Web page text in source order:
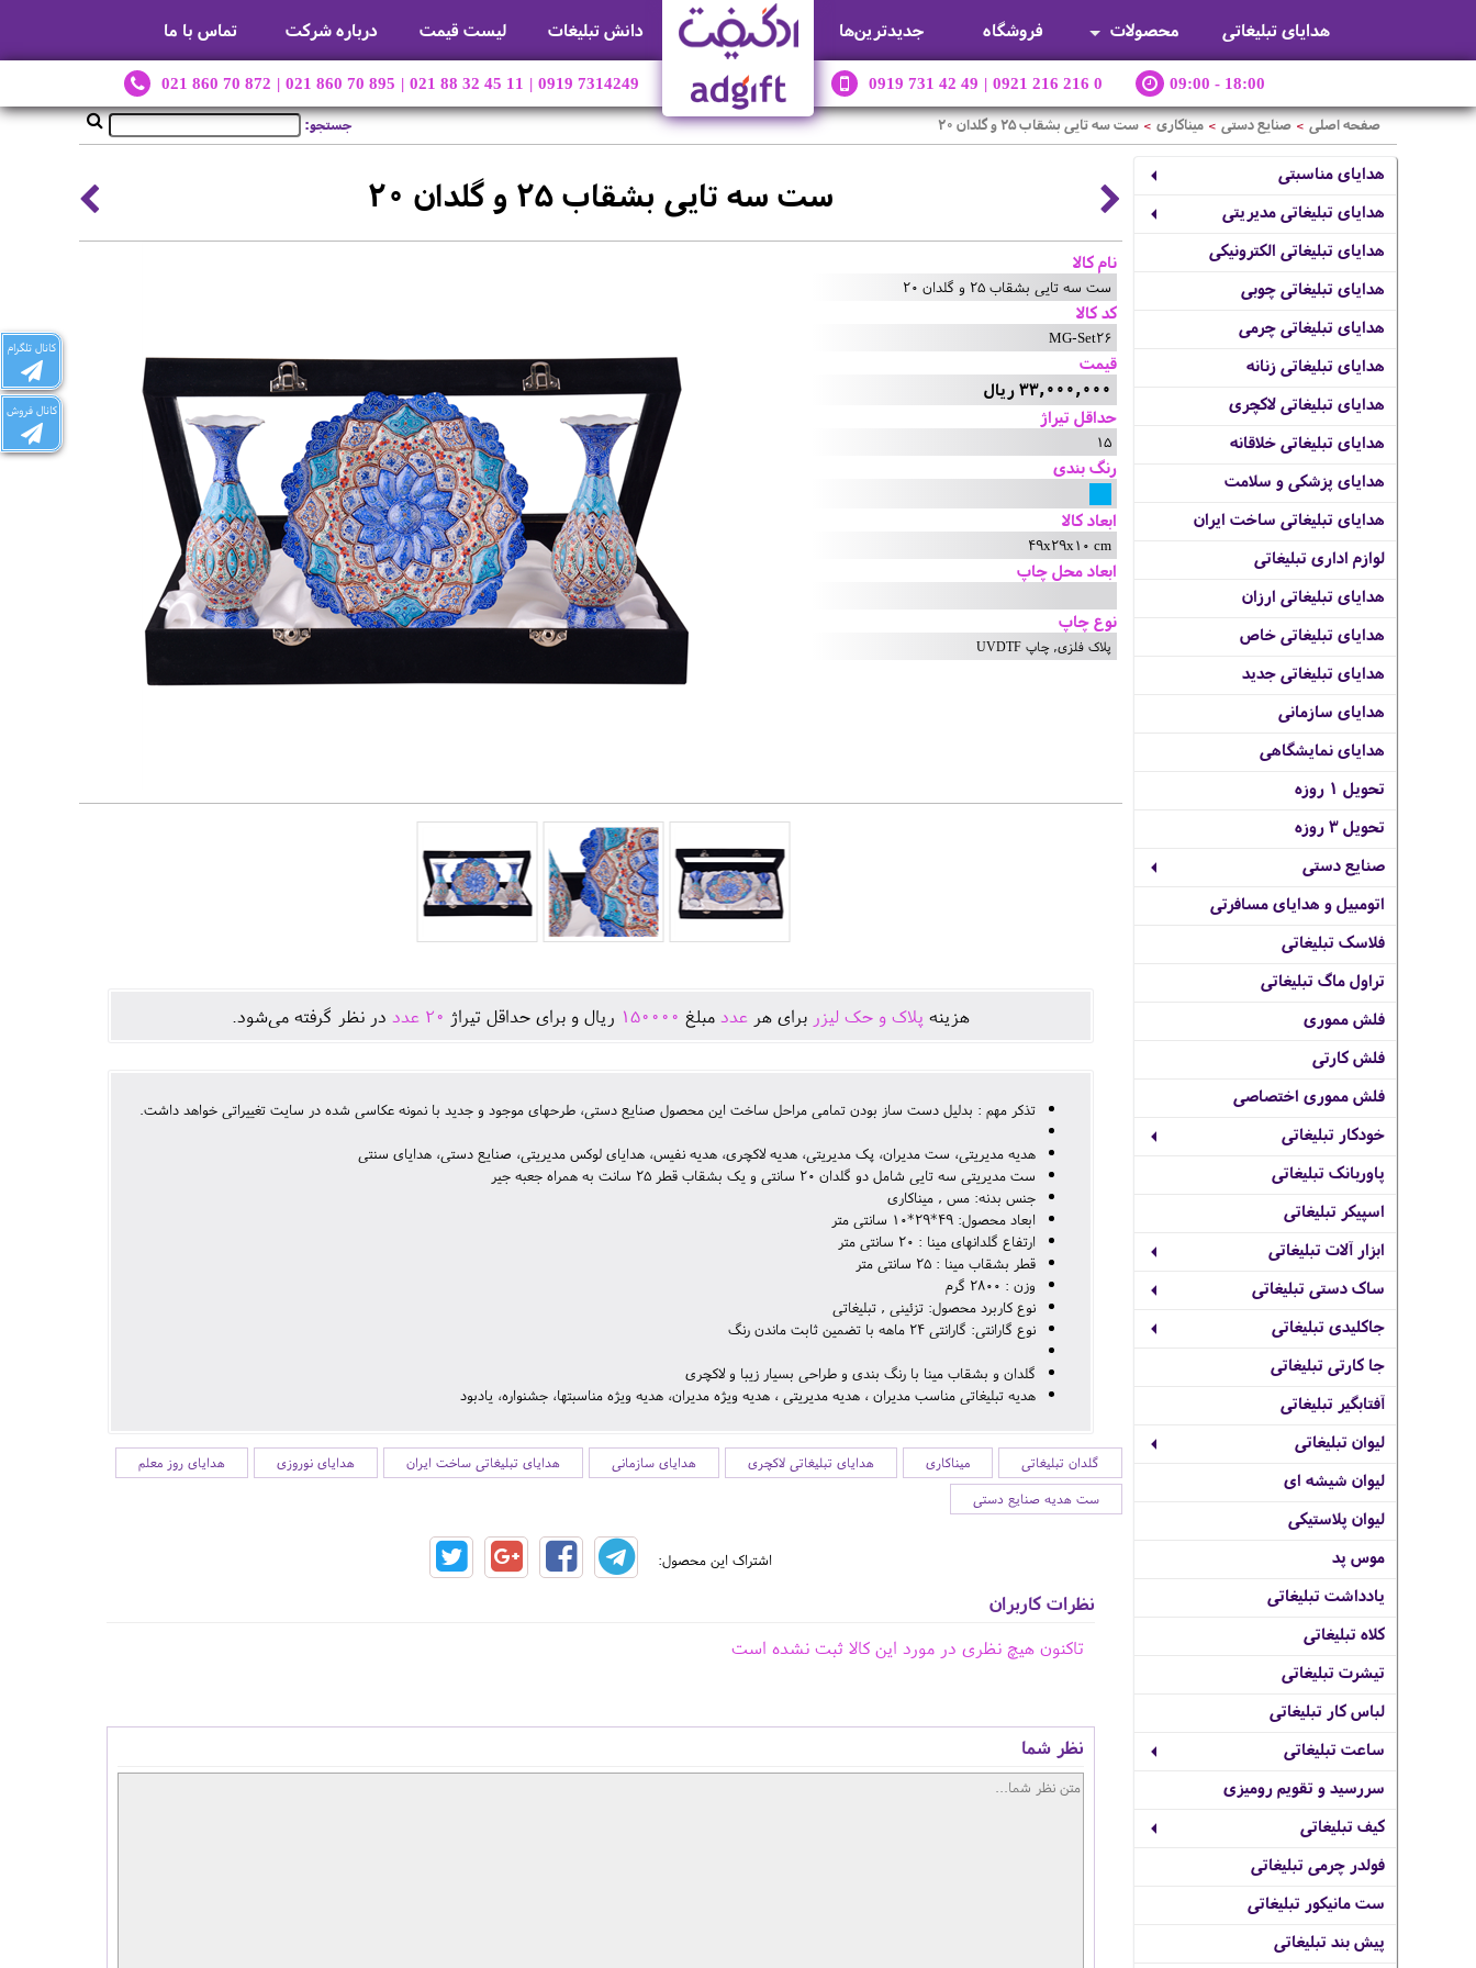
هدایای تبلیغاتی محصولات فروشگاه جديدترين‌ها دانش تبلیغات لیست قیمت درباره شرکت تماس با ما
021 860 70 872 | 021 860 70 895 | 021 88 32 45 11 | 0919 7314249 0919 731 42 49 | 0921 216 216 0 09:00 - 18:00
کانال تلگرام
کانال فروش
جستجو: صفحه اصلی > صنایع دستی > میناکاری > ست سه تایی بشقاب 25 و گلدان 20
هدایای مناسبتی
هدایای تبلیغاتی مدیریتی
هدایای تبلیغاتی الکترونیکی
هدایای تبلیغاتی چوبی
هدایای تبلیغاتی چرمی
هدایای تبلیغاتی زنانه
هدایای تبلیغاتی لاکچری
هدایای تبلیغاتی خلاقانه
هدایای پزشکی و سلامت
هدایای تبلیغاتی ساخت ایران
لوازم اداری تبلیغاتی
هدایای تبلیغاتی ارزان
هدایای تبلیغاتی خاص
هدایای تبلیغاتی جدید
هدایای سازمانی
هدایای نمایشگاهی
تحویل 1 روزه
تحویل 3 روزه
صنایع دستی
اتومبیل و هدایای مسافرتی
فلاسک تبلیغاتی
تراول ماگ تبلیغاتی
فلش مموری
فلش کارتی
فلش مموری اختصاصی
خودکار تبلیغاتی
پاوربانک تبلیغاتی
اسپیکر تبلیغاتی
ابزار آلات تبلیغاتی
ساک دستی تبلیغاتی
جاکلیدی تبلیغاتی
جا کارتی تبلیغاتی
آفتابگیر تبلیغاتی
لیوان تبلیغاتی
لیوان شیشه ای
لیوان پلاستیکی
موس پد
یادداشت تبلیغاتی
کلاه تبلیغاتی
تیشرت تبلیغاتی
لباس کار تبلیغاتی
ساعت تبلیغاتی
سررسید و تقویم رومیزی
کیف تبلیغاتی
فولدر چرمی تبلیغاتی
ست مانیکور تبلیغاتی
پیش بند تبلیغاتی
ست سه تایی بشقاب 25 و گلدان 20
نام کالا
ست سه تایی بشقاب 25 و گلدان 20
کد کالا
MG-Set26
قیمت
33,000,000 ریال
حداقل تیراژ
15
رنگ بندی
ابعاد کالا
49x29x10 cm
ابعاد محل چاپ
نوع چاپ
پلاک فلزی, چاپ UVDTF
هزينه پلاک و حک لیزر برای هر عدد مبلغ 150000 ريال و برای حداقل تيراژ 20 عدد در نظر گرفته می‌شود.
تذکر مهم : بدلیل دست ساز بودن تمامی مراحل ساخت این محصول صنایع دستی، طرحهای موجود و جدید با نمونه عکاسی شده در سایت تغییراتی خواهد داشت.
هدیه مدیریتی، ست مدیران، پک مدیریتی، هدیه لاکچری، هدیه نفیس، هدایای لوکس مدیریتی، صنایع دستی، هدایای سنتی
ست مدیریتی سه تایی شامل دو گلدان 20 سانتی و یک بشقاب قطر 25 سانت به همراه جعبه جیر
جنس بدنه: مس , میناکاری
ابعاد محصول: 49*29*10 سانتی متر
ارتفاع گلدانهای مینا : 20 سانتی متر
قطر بشقاب مینا : 25 سانتی متر
وزن : 2800 گرم
نوع کاربرد محصول: تزئینی , تبلیغاتی
نوع گارانتی: گارانتی 24 ماهه با تضمین ثابت ماندن رنگ
گلدان و بشقاب مینا با رنگ بندی و طراحی بسیار زیبا و لاکچری
هدیه تبلیغاتی مناسب مدیران ، هدیه مدیریتی ، هدیه ویژه مدیران، هدیه ویژه مناسبتها، جشنواره، یادبود
گلدان تبلیغاتی میناکاری هدایای تبلیغاتی لاکچری هدایای سازمانی هدایای تبلیغاتی ساخت ایران هدایای نوروزی
هدایای روز معلم
ست هدیه صنایع دستی
اشتراک این محصول:
نظرات کاربران
تاکنون هیچ نظری در مورد این کالا ثبت نشده است
نظر شما